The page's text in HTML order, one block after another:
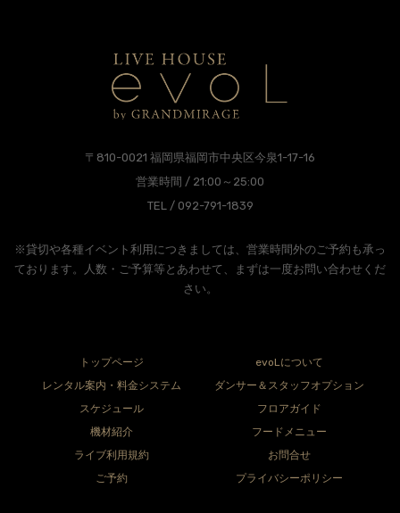
〒810-0021 福岡県福岡市中央区今泉1-17-16
営業時間 / 21:00～25:00
TEL / 092-791-1839
※貸切や各種イベント利用につきましては、営業時間外のご予約も承っ
ております。人数・ご予算等とあわせて、まずは一度お問い合わせくだ
さい。
トップページ
evoLについて
レンタル案内・料金システム
ダンサー＆スタッフオプション
スケジュール
フロアガイド
機材紹介
フードメニュー
ライブ利用規約
お問合せ
ご予約
プライバシーポリシー